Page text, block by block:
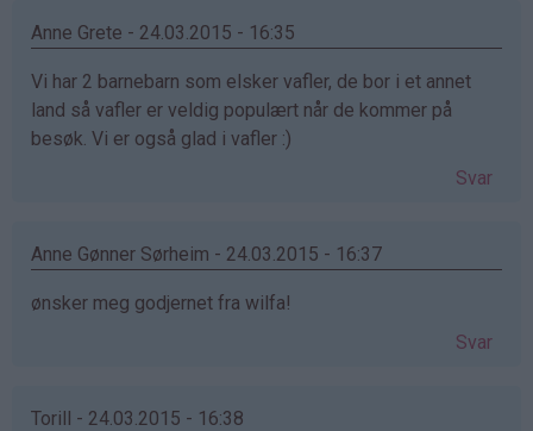
Anne Grete - 24.03.2015 - 16:35
Vi har 2 barnebarn som elsker vafler, de bor i et annet
land så vafler er veldig populært når de kommer på
besøk. Vi er også glad i vafler :)
Svar
Anne Gønner Sørheim - 24.03.2015 - 16:37
ønsker meg godjernet fra wilfa!
Svar
Torill - 24.03.2015 - 16:38